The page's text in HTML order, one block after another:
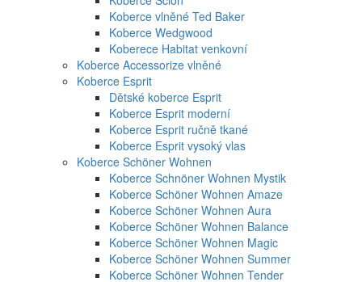
Koberce vlněné Ted Baker
Koberce Wedgwood
Koberece Habitat venkovní
Koberce Accessorize vlněné
Koberce Esprit
Dětské koberce Esprit
Koberce Esprit moderní
Koberce Esprit ručně tkané
Koberce Esprit vysoký vlas
Koberce Schöner Wohnen
Koberce Schnöner Wohnen Mystik
Koberce Schöner Wohnen Amaze
Koberce Schöner Wohnen Aura
Koberce Schöner Wohnen Balance
Koberce Schöner Wohnen Magic
Koberce Schöner Wohnen Summer
Koberce Schöner Wohnen Tender